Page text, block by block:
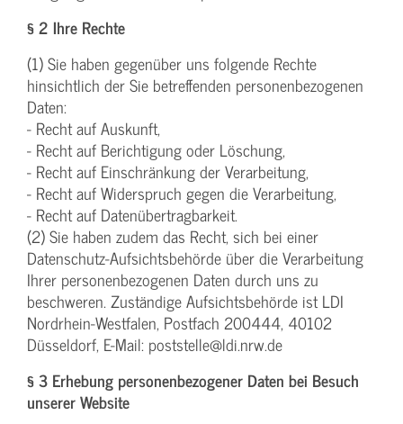
§ 2 Ihre Rechte
(1) Sie haben gegenüber uns folgende Rechte
hinsichtlich der Sie betreffenden personenbezogenen
Daten:
- Recht auf Auskunft,
- Recht auf Berichtigung oder Löschung,
- Recht auf Einschränkung der Verarbeitung,
- Recht auf Widerspruch gegen die Verarbeitung,
- Recht auf Datenübertragbarkeit.
(2) Sie haben zudem das Recht, sich bei einer
Datenschutz-Aufsichtsbehörde über die Verarbeitung
Ihrer personenbezogenen Daten durch uns zu
beschweren. Zuständige Aufsichtsbehörde ist LDI
Nordrhein-Westfalen, Postfach 200444, 40102
Düsseldorf, E-Mail: poststelle@ldi.nrw.de
§ 3 Erhebung personenbezogener Daten bei Besuch
unserer Website